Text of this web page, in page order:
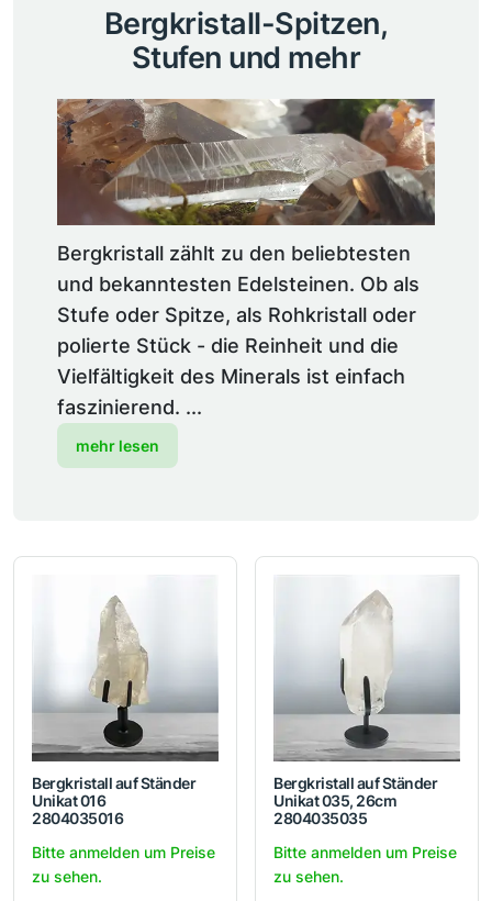
Bergkristall-Spitzen,
Stufen und mehr
Bergkristall zählt zu den beliebtesten
und bekanntesten Edelsteinen. Ob als
Stufe oder Spitze, als Rohkristall oder
polierte Stück - die Reinheit und die
Vielfältigkeit des Minerals ist einfach
faszinierend. ...
mehr lesen
Bergkristall auf Ständer
Unikat 016
2804035016
Bitte anmelden um Preise
zu sehen.
Bergkristall auf Ständer
Unikat 035, 26cm
2804035035
Bitte anmelden um Preise
zu sehen.